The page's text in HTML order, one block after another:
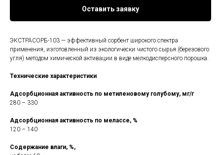
Оставить заявку
ЭКСТРАСОРБ-103 — эффективный сорбент широкого спектра
применения, изготовленный из экологически чистого сырья (березового
угля) методом химической активации в виде мелкодисперсного порошка.
Технические характеристики
Адсорбционная активность по метиленовому голубому, мг/г
280 – 330
Адсорбционная активность по мелассе, %
120 – 140
Содержание влаги, %,